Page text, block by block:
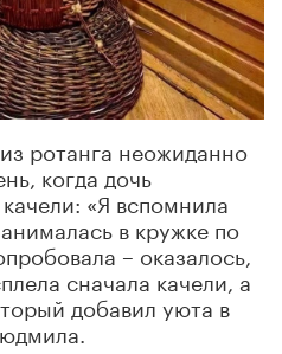
ротанга неожиданно
когда дочь
«Я вспомнила
в кружке по
– оказалось,
сначала качели, а
добавил уюта в